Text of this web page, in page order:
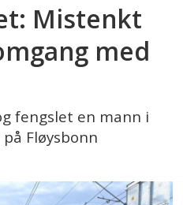
Mistenkt
med
fengslet en mann i
Fløysbonn